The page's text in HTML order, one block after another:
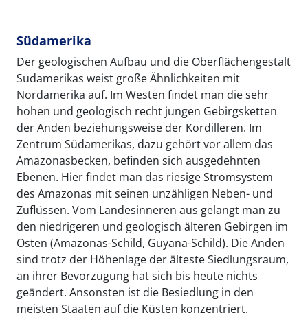
Südamerika
Der geologischen Aufbau und die Oberflächengestalt
Südamerikas weist große Ähnlichkeiten mit
Nordamerika auf. Im Westen findet man die sehr
hohen und geologisch recht jungen Gebirgsketten
der Anden beziehungsweise der Kordilleren. Im
Zentrum Südamerikas, dazu gehört vor allem das
Amazonasbecken, befinden sich ausgedehnten
Ebenen. Hier findet man das riesige Stromsystem
des Amazonas mit seinen unzähligen Neben- und
Zuflüssen. Vom Landesinneren aus gelangt man zu
den niedrigeren und geologisch älteren Gebirgen im
Osten (Amazonas-Schild, Guyana-Schild). Die Anden
sind trotz der Höhenlage der älteste Siedlungsraum,
an ihrer Bevorzugung hat sich bis heute nichts
geändert. Ansonsten ist die Besiedlung in den
meisten Staaten auf die Küsten konzentriert.